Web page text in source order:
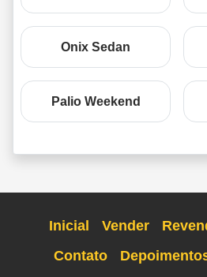
Onix Sedan
Palio Weekend
Inicial Vender
Contato